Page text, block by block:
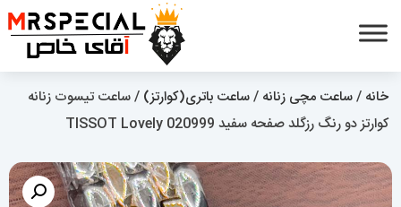
خانه /ساعت مچی زنانه /ساعت باتری(کوارتز) / ساعت تیسوت زنانه
کوارتز دو رنگ رزگلد صفحه سفید 020999 TISSOT Lovely